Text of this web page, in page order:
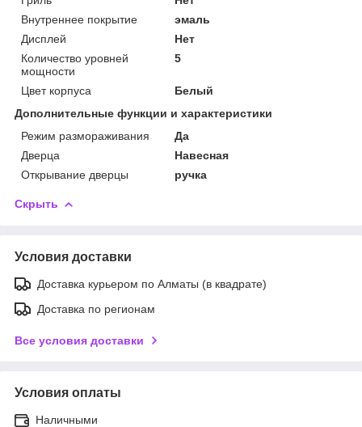
Внутреннее покрытие
эмаль
Дисплей
Нет
Количество уровней
мощности
5
Цвет корпуса
Белый
Дополнительные функции и характеристики
Режим размораживания
Да
Дверца
Навесная
Открывание дверцы
ручка
Скрыть
Условия доставки
Доставка курьером по Алматы (в квадрате)
Доставка по регионам
Все условия доставки
Условия оплаты
Наличными